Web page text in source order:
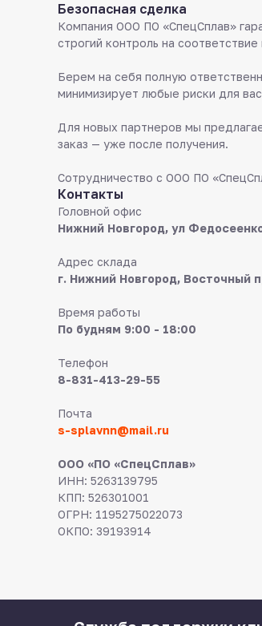
Безопасная сделка
Компания ООО ПО «СпецСплав»
строгий контроль на
Берем на себя полную
минимизирует любые риски для
Для новых партнеров мы
заказ — уже после получения.
Сотрудничество с ООО ПО
Контакты
Головной офис
Нижний Новгород, ул
Адрес склада
г. Нижний Новгород, Восточный
Время работы
По будням 9:00 - 18:00
Телефон
8-831-413-29-55
Почта
s-splavnn@mail.ru
ООО «ПО «СпецСплав»
ИНН: 5263139795
КПП: 526301001
ОГРН: 1195275022073
ОКПО: 39193914